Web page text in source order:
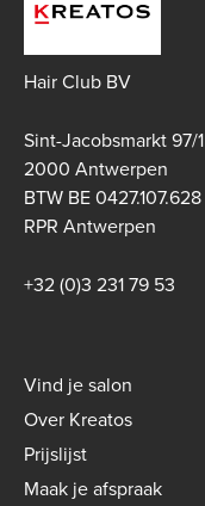
Hair Club BV
Sint-Jacobsmarkt 97/1
2000 Antwerpen
BTW BE 0427.107.628
RPR Antwerpen
+32 (0)3 231 79 53
Footer
menu
-
B2C
Vind je salon
Over Kreatos
Prijslijst
Maak je afspraak